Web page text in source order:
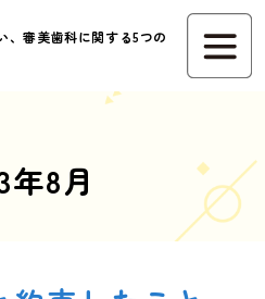
、審美歯科に関する5つの
年8月